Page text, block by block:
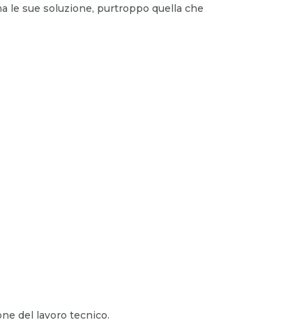
le sue soluzione, purtroppo quella che
del lavoro tecnico.